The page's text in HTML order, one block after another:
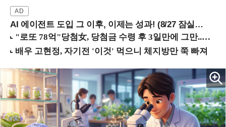
AI 에이전트 도입 그 이후, 이제는 성과! (8/27 잠실역)